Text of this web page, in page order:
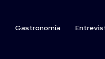
Gastronomía